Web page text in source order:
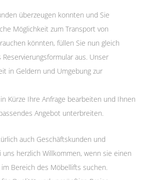
überzeugen konnten und Sie
Möglichkeit zum Transport von
könnten, füllen Sie nun gleich
aus. Unser
in Geldern und Umgebung zur
Kürze Ihre Anfrage bearbeiten und Ihnen
Angebot unterbreiten.
auch Geschäftskunden und
herzlich Willkommen, wenn sie einen
Bereich des Möbellifts suchen.